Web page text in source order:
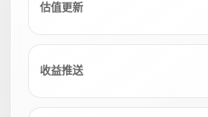
估值更新
收益推送